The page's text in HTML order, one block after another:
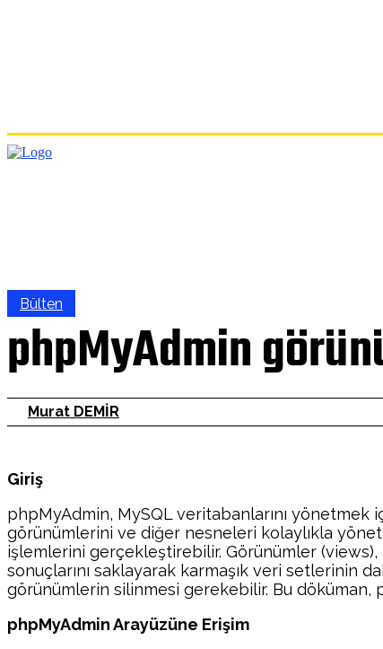
Bülten
phpMyAdmin
Murat DEMİR
Giriş
phpMyAdmin, MySQL veritabanlarını yönetmek
görünümlerini ve diğer nesneleri kolaylıkla
işlemlerini gerçekleştirebilir. Görünümler
sonuçlarını saklayarak karmaşık veri setlerinin
görünümlerin silinmesi gerekebilir. Bu döküman,
phpMyAdmin Arayüzüne Erişim